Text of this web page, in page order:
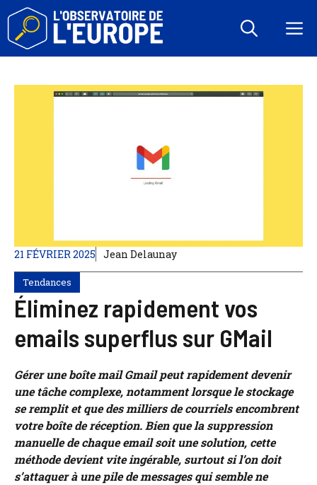
Aller
contenu
21 FÉVRIER 2025 Jean Delaunay
Tendances
Éliminez rapidement vos
emails superflus sur GMail
Gérer une boîte mail Gmail peut rapidement devenir
une tâche complexe, notamment lorsque le stockage
se remplit et que des milliers de courriels encombrent
votre boîte de réception. Bien que la suppression
manuelle de chaque email soit une solution, cette
méthode devient vite ingérable, surtout si l’on doit
s’attaquer à une pile de messages qui semble ne